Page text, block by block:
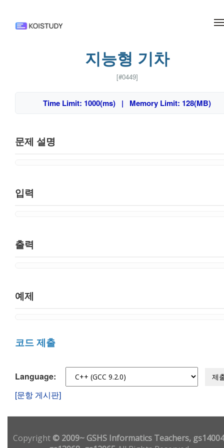
지능형 기차
[#0449]
Time Limit: 1000(ms) | Memory Limit: 128(MB)
문제 설명
입력
출력
예제
코드 제출
Language: 제
[문항 게시판]
Copyright© 2009~ GSHS Informatics Teachers,